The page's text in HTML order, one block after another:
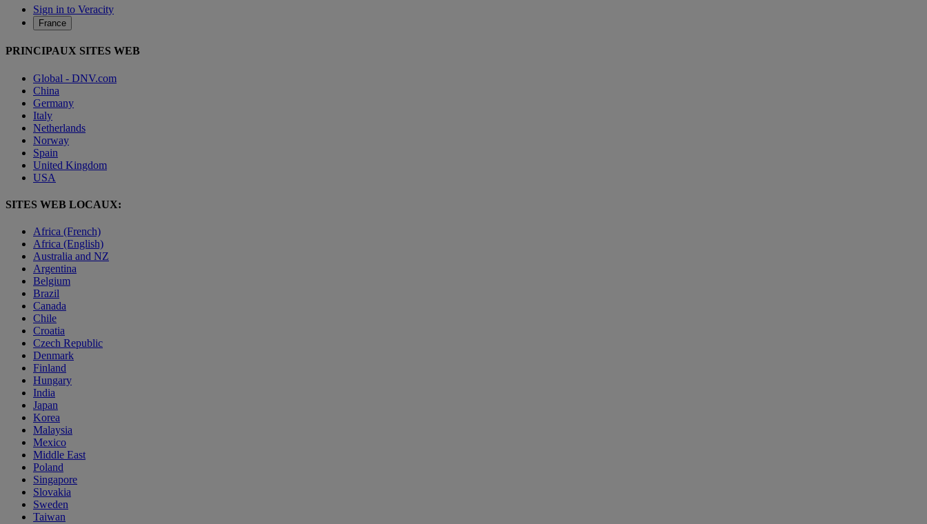
Sign in to Veracity
France
PRINCIPAUX SITES WEB
Global - DNV.com
China
Germany
Italy
Netherlands
Norway
Spain
United Kingdom
USA
SITES WEB LOCAUX:
Africa (French)
Africa (English)
Australia and NZ
Argentina
Belgium
Brazil
Canada
Chile
Croatia
Czech Republic
Denmark
Finland
Hungary
India
Japan
Korea
Malaysia
Mexico
Middle East
Poland
Singapore
Slovakia
Sweden
Taiwan